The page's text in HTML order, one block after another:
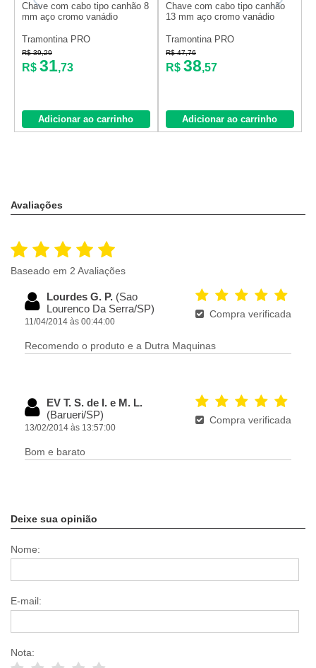
Chave com cabo tipo canhão 8
mm aço cromo vanádio
Tramontina PRO
R$ 39,29
R$ 31,73
Adicionar ao carrinho
Chave com cabo tipo canhão
13 mm aço cromo vanádio
Tramontina PRO
R$ 47,76
R$ 38,57
Adicionar ao carrinho
Avaliações
Baseado em 2 Avaliações
Lourdes G. P. (Sao
Lourenco Da Serra/SP)
11/04/2014 às 00:44:00
Compra verificada
Recomendo o produto e a Dutra Maquinas
EV T. S. de I. e M. L.
(Barueri/SP)
13/02/2014 às 13:57:00
Compra verificada
Bom e barato
Deixe sua opinião
Nome:
E-mail:
Nota: